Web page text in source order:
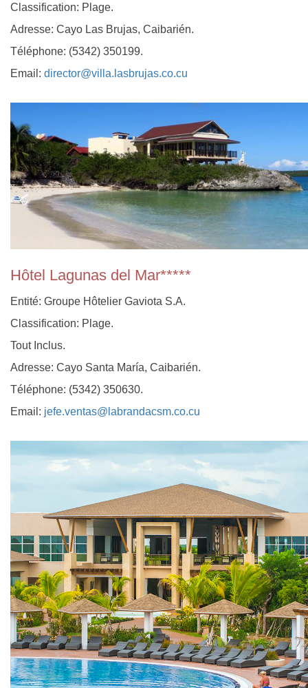
Classification: Plage.
Adresse: Cayo Las Brujas, Caibarién.
Téléphone: (5342) 350199.
Email: director@villa.lasbrujas.co.cu
Hôtel Lagunas del Mar*****
Entité: Groupe Hôtelier Gaviota S.A.
Classification: Plage.
Tout Inclus.
Adresse: Cayo Santa María, Caibarién.
Téléphone: (5342) 350630.
Email: jefe.ventas@labrandacsm.co.cu